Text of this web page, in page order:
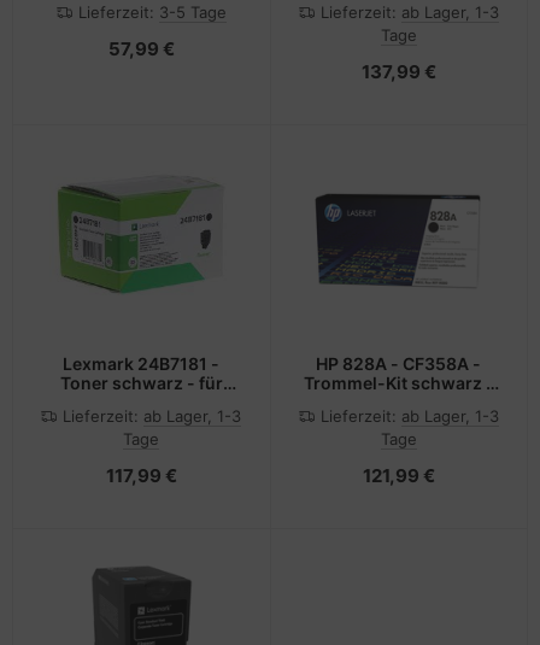
2550n, 2820, 2830,
Lieferzeit: 3-5 Tage
57,99 €
CX921, CX922, CX923,
CX924
Lieferzeit: ab Lager, 1-3
Tage
137,99 €
Lexmark 24B7181 -
Toner schwarz - für
Lieferzeit: ab Lager, 1-3
Tage
117,99 €
HP 828A - CF358A -
Trommel-Kit schwarz -
Flow MFP M880;
LaserJet Managed Flow
Lieferzeit: ab Lager, 1-3
Tage
121,99 €